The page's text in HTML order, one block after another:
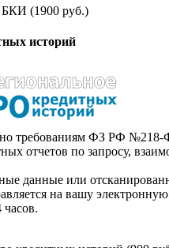
БКИ (1900 руб.)
историй
требованиям ФЗ РФ №218-
отчетов по запросу,
данные или
на вашу
часов.